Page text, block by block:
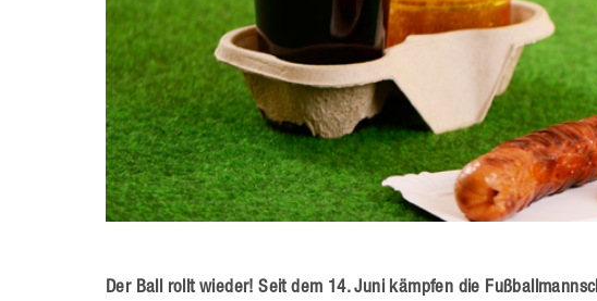
Der Ball rollt wieder! Seit dem 14. Juni kämpfen die